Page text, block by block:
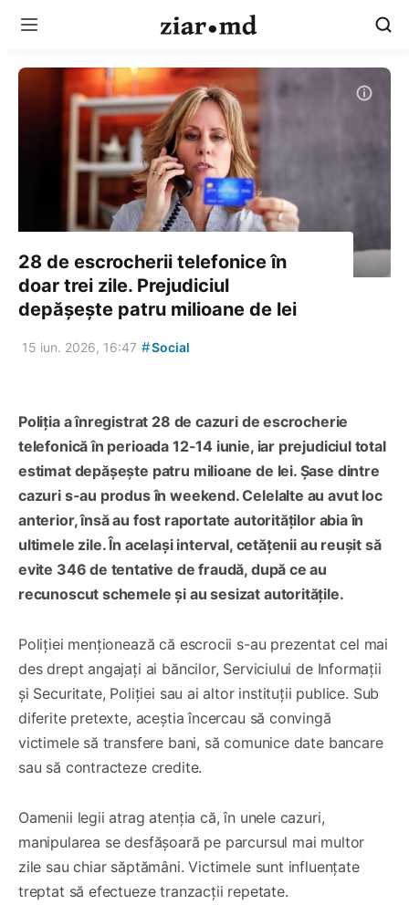
28 de escrocherii telefonice în
doar trei zile. Prejudiciul
depășește patru milioane de lei
15 iun. 2026, 16:47 #Social
Poliția a înregistrat 28 de cazuri de escrocherie
telefonică în perioada 12-14 iunie, iar prejudiciul total
estimat depășește patru milioane de lei. Șase dintre
cazuri s-au produs în weekend. Celelalte au avut loc
anterior, însă au fost raportate autorităților abia în
ultimele zile. În același interval, cetățenii au reușit să
evite 346 de tentative de fraudă, după ce au
recunoscut schemele și au sesizat autoritățile.
Poliției menționează că escrocii s-au prezentat cel mai
des drept angajați ai băncilor, Serviciului de Informații
și Securitate, Poliției sau ai altor instituții publice. Sub
diferite pretexte, aceștia încercau să convingă
victimele să transfere bani, să comunice date bancare
sau să contracteze credite.
Oamenii legii atrag atenția că, în unele cazuri,
manipularea se desfășoară pe parcursul mai multor
zile sau chiar săptămâni. Victimele sunt influențate
treptat să efectueze tranzacții repetate.